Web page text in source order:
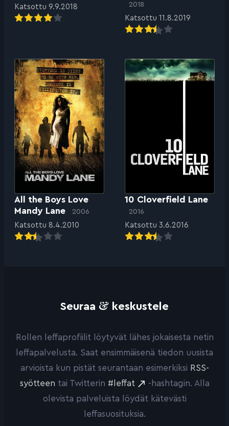
Katsottu 9.9.2018 2018
Katsottu 11.8.2019
All the Boys Love
Mandy Lane
2006
Katsottu 8.4.2010
10 Cloverfield Lane
2016
Katsottu 3.6.2016
Seuraa & keskustele
Rollen leffaprofiilit löytyvät lähes jokaisesta netin
leffapalvelusta. Saat ensimmäisenä tiedon uusista
arvioista kun pistät seurantaan esimerkiksi RSS-
syötteen tai Twitterin #leffat
-hashtagin. Alla
olevista palveluista löydät kätevästi
leffasuosituksia.